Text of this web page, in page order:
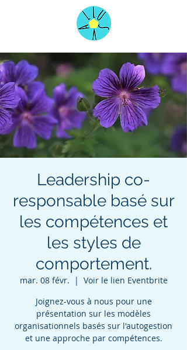
Leadership co-
responsable basé sur
les compétences et
les styles de
comportement.
mar. 08 févr.
  |
Voir le lien Eventbrite
Joignez-vous à nous pour une
présentation sur les modèles
organisationnels basés sur l'autogestion